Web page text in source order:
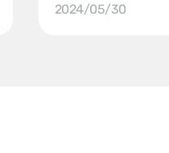
2024/05/30